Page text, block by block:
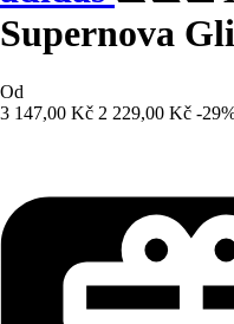
Supernova
Od
3 147,00 Kč 2 229,00 Kč -